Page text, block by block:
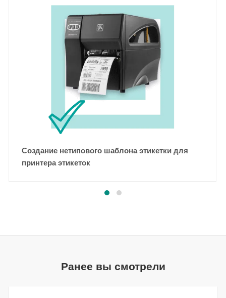
Создание нетипового шаблона этикетки для
принтера этикеток
Ранее вы смотрели